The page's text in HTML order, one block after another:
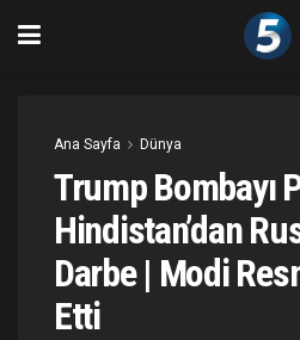
Ana Sayfa Dünya
Trump Bombayı
Hindistan’dan
Darbe | Modi
Etti